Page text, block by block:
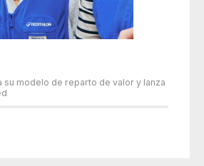
su modelo de reparto de valor y lanza